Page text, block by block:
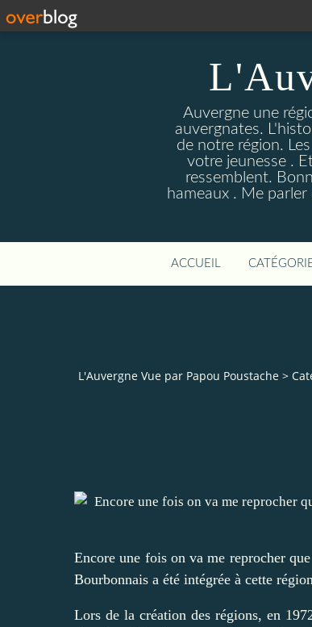
Auvergne une
auvergnates.
de notre région.
votre jeunesse .
ressemblent.
hameaux . Me
ACCUEIL
L'Auvergne Vue par Papou Poustache >
Encore une fois on va me reprocher
Bourbonnais a été intégrée à cette
Lors de la création des régions, en